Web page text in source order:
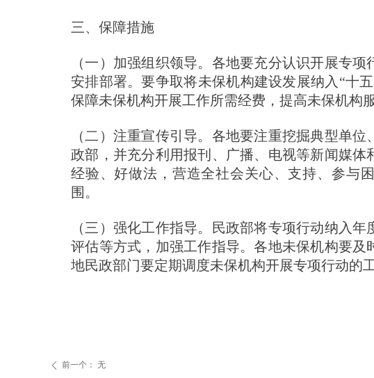
三、保障措施
（一）加强组织领导。各地要充分认识开展专
安排部署。要争取将未保机构建设发展纳入“十
保障未保机构开展工作所需经费，提高未保机构
（二）注重宣传引导。各地要注重挖掘典型单
政部，并充分利用报刊、广播、电视等新闻媒
经验、好做法，营造全社会关心、支持、参与
围。
（三）强化工作指导。民政部将专项行动纳入
评估等方式，加强工作指导。各地未保机构要
地民政部门要定期调度未保机构开展专项行动的
ꄴ 前一个： 无